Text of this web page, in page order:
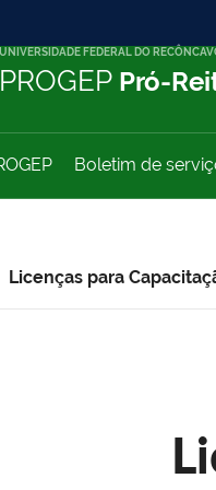
UNIVERSIDADE FEDERAL DO
PROGEP Pró-
Boletim de
Licenças para